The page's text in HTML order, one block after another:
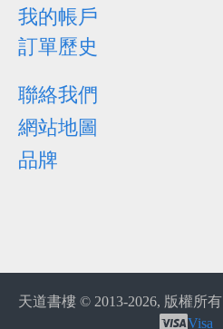
我的帳戶
訂單歷史
聯絡我們
網站地圖
品牌
天道書樓 © 2013-2026, 版權所有
Visa